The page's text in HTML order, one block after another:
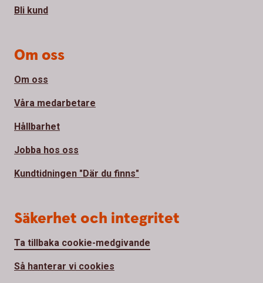
Bli kund
Om oss
Om oss
Våra medarbetare
Hållbarhet
Jobba hos oss
Kundtidningen "Där du finns"
Säkerhet och integritet
Ta tillbaka cookie-medgivande
Så hanterar vi cookies